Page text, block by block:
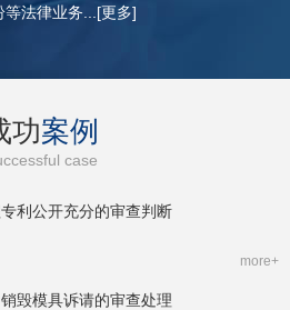
法律业务...[更多]
功案例
case
利公开充分的审查判断
more+
毁模具诉请的审查处理